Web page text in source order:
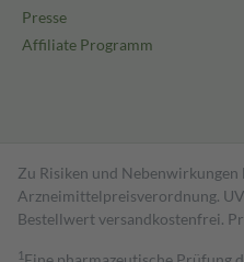
Presse
Affiliate Programm
Zu Risiken und
Arzneimittelpreisverordnung.
Bestell­wert versand­kosten­frei.
1